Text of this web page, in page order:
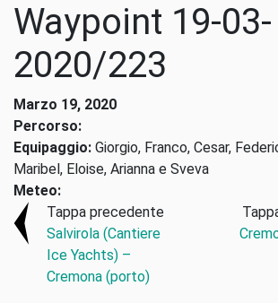
Waypoint 19-03-
2020/223
Marzo 19, 2020
Percorso:
Equipaggio: Giorgio, Franco, Cesar,
Maribel, Eloise, Arianna e Sveva
Meteo:
Tappa precedente
Salvirola (Cantiere
Ice Yachts) –
Cremona (porto)